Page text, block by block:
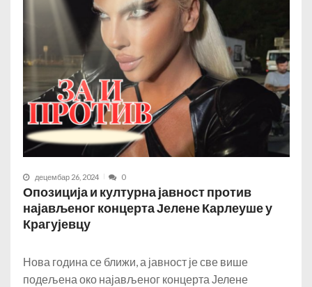
децембар 26, 2024 0
Опозиција и културна јавност против
најављеног концерта Јелене Карлеуше у
Крагујевцу
Нова година се ближи, а јавност је све више
подељена око најављеног концерта Јелене